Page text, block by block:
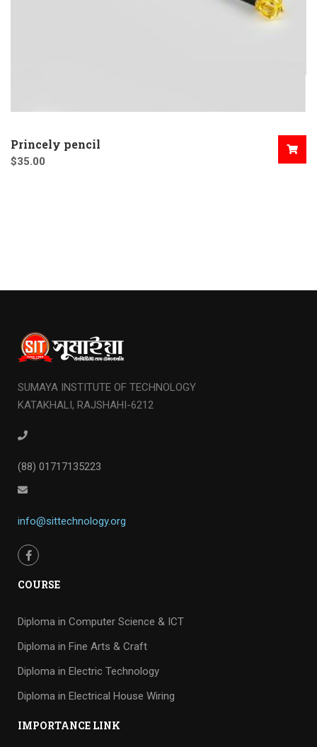
Princely pencil
$35.00
SUMAYA INSTITUTE OF TECHNOLOGY
KATAKHALI, RAJSHAHI-6212
(88) 01717135223
info@sittechnology.org
COURSE
Diploma in Computer Science & ICT
Diploma in Fine Arts & Craft
Diploma in Electric Technology
Diploma in Electrical House Wiring
IMPORTANCE LINK